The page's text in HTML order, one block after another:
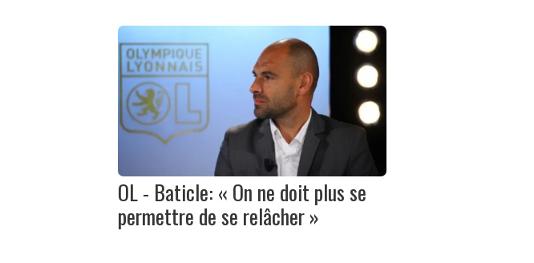
OL - Baticle: « On ne doit plus se
permettre de se relâcher »